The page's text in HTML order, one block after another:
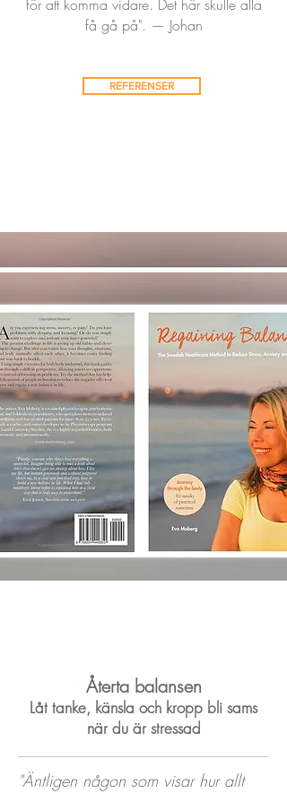
för att komma vidare. Det här skulle alla
få gå på". — Johan
REFERENSER
Återta balansen
Låt tanke, känsla och kropp bli sams
när du är stressad
"Äntligen någon som visar hur allt